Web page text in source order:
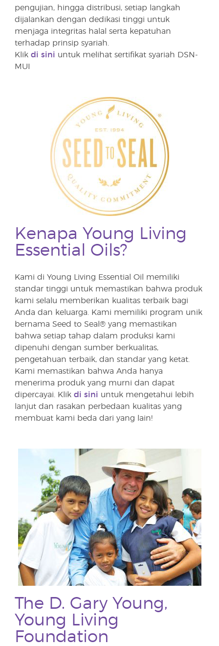
pengujian, hingga distribusi, setiap langkah
dijalankan dengan dedikasi tinggi untuk
menjaga integritas halal serta kepatuhan
terhadap prinsip syariah.
Klik di sini untuk melihat sertifikat syariah DSN-
MUI
Kenapa Young Living
Essential Oils?
Kami di Young Living Essential Oil memiliki
standar tinggi untuk memastikan bahwa produk
kami selalu memberikan kualitas terbaik bagi
Anda dan keluarga. Kami memiliki program unik
bernama Seed to Seal® yang memastikan
bahwa setiap tahap dalam produksi kami
dipenuhi dengan sumber berkualitas,
pengetahuan terbaik, dan standar yang ketat.
Kami memastikan bahwa Anda hanya
menerima produk yang murni dan dapat
dipercayai. Klik di sini untuk mengetahui lebih
lanjut dan rasakan perbedaan kualitas yang
membuat kami beda dari yang lain!
The D. Gary Young,
Young Living
Foundation